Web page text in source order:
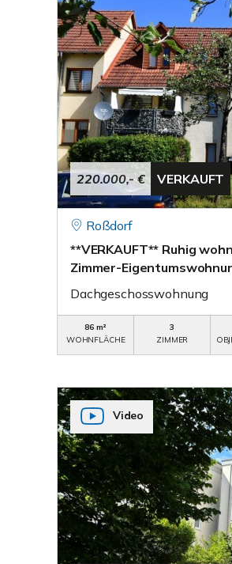
220.000,- € VERKAUFT
Roßdorf
**VERKAUFT** Ruhig
Zimmer-
Dachgeschosswohnung
86 m²
WOHNFLÄCHE
3
ZIMMER
Video